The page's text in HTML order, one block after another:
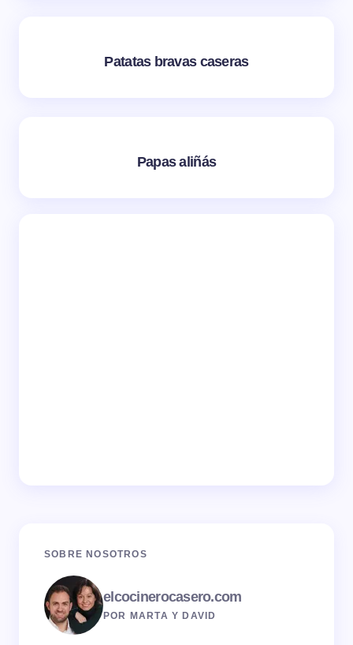
Patatas bravas caseras
Papas aliñás
SOBRE NOSOTROS
elcocinerocasero.com
POR MARTA Y DAVID